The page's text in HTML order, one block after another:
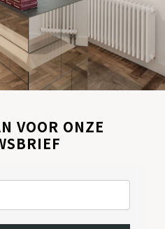
VOOR ONZE